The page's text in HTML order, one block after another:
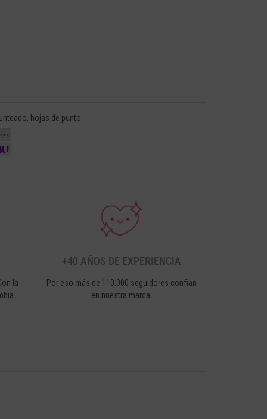
, hojas de punto
la
+40 AÑOS DE EXPERIENCIA
Por eso más de 110.000 seguidores confían
en nuestra marca.